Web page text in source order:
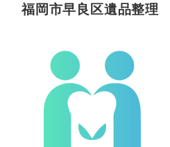
福岡市早良区遺品整理